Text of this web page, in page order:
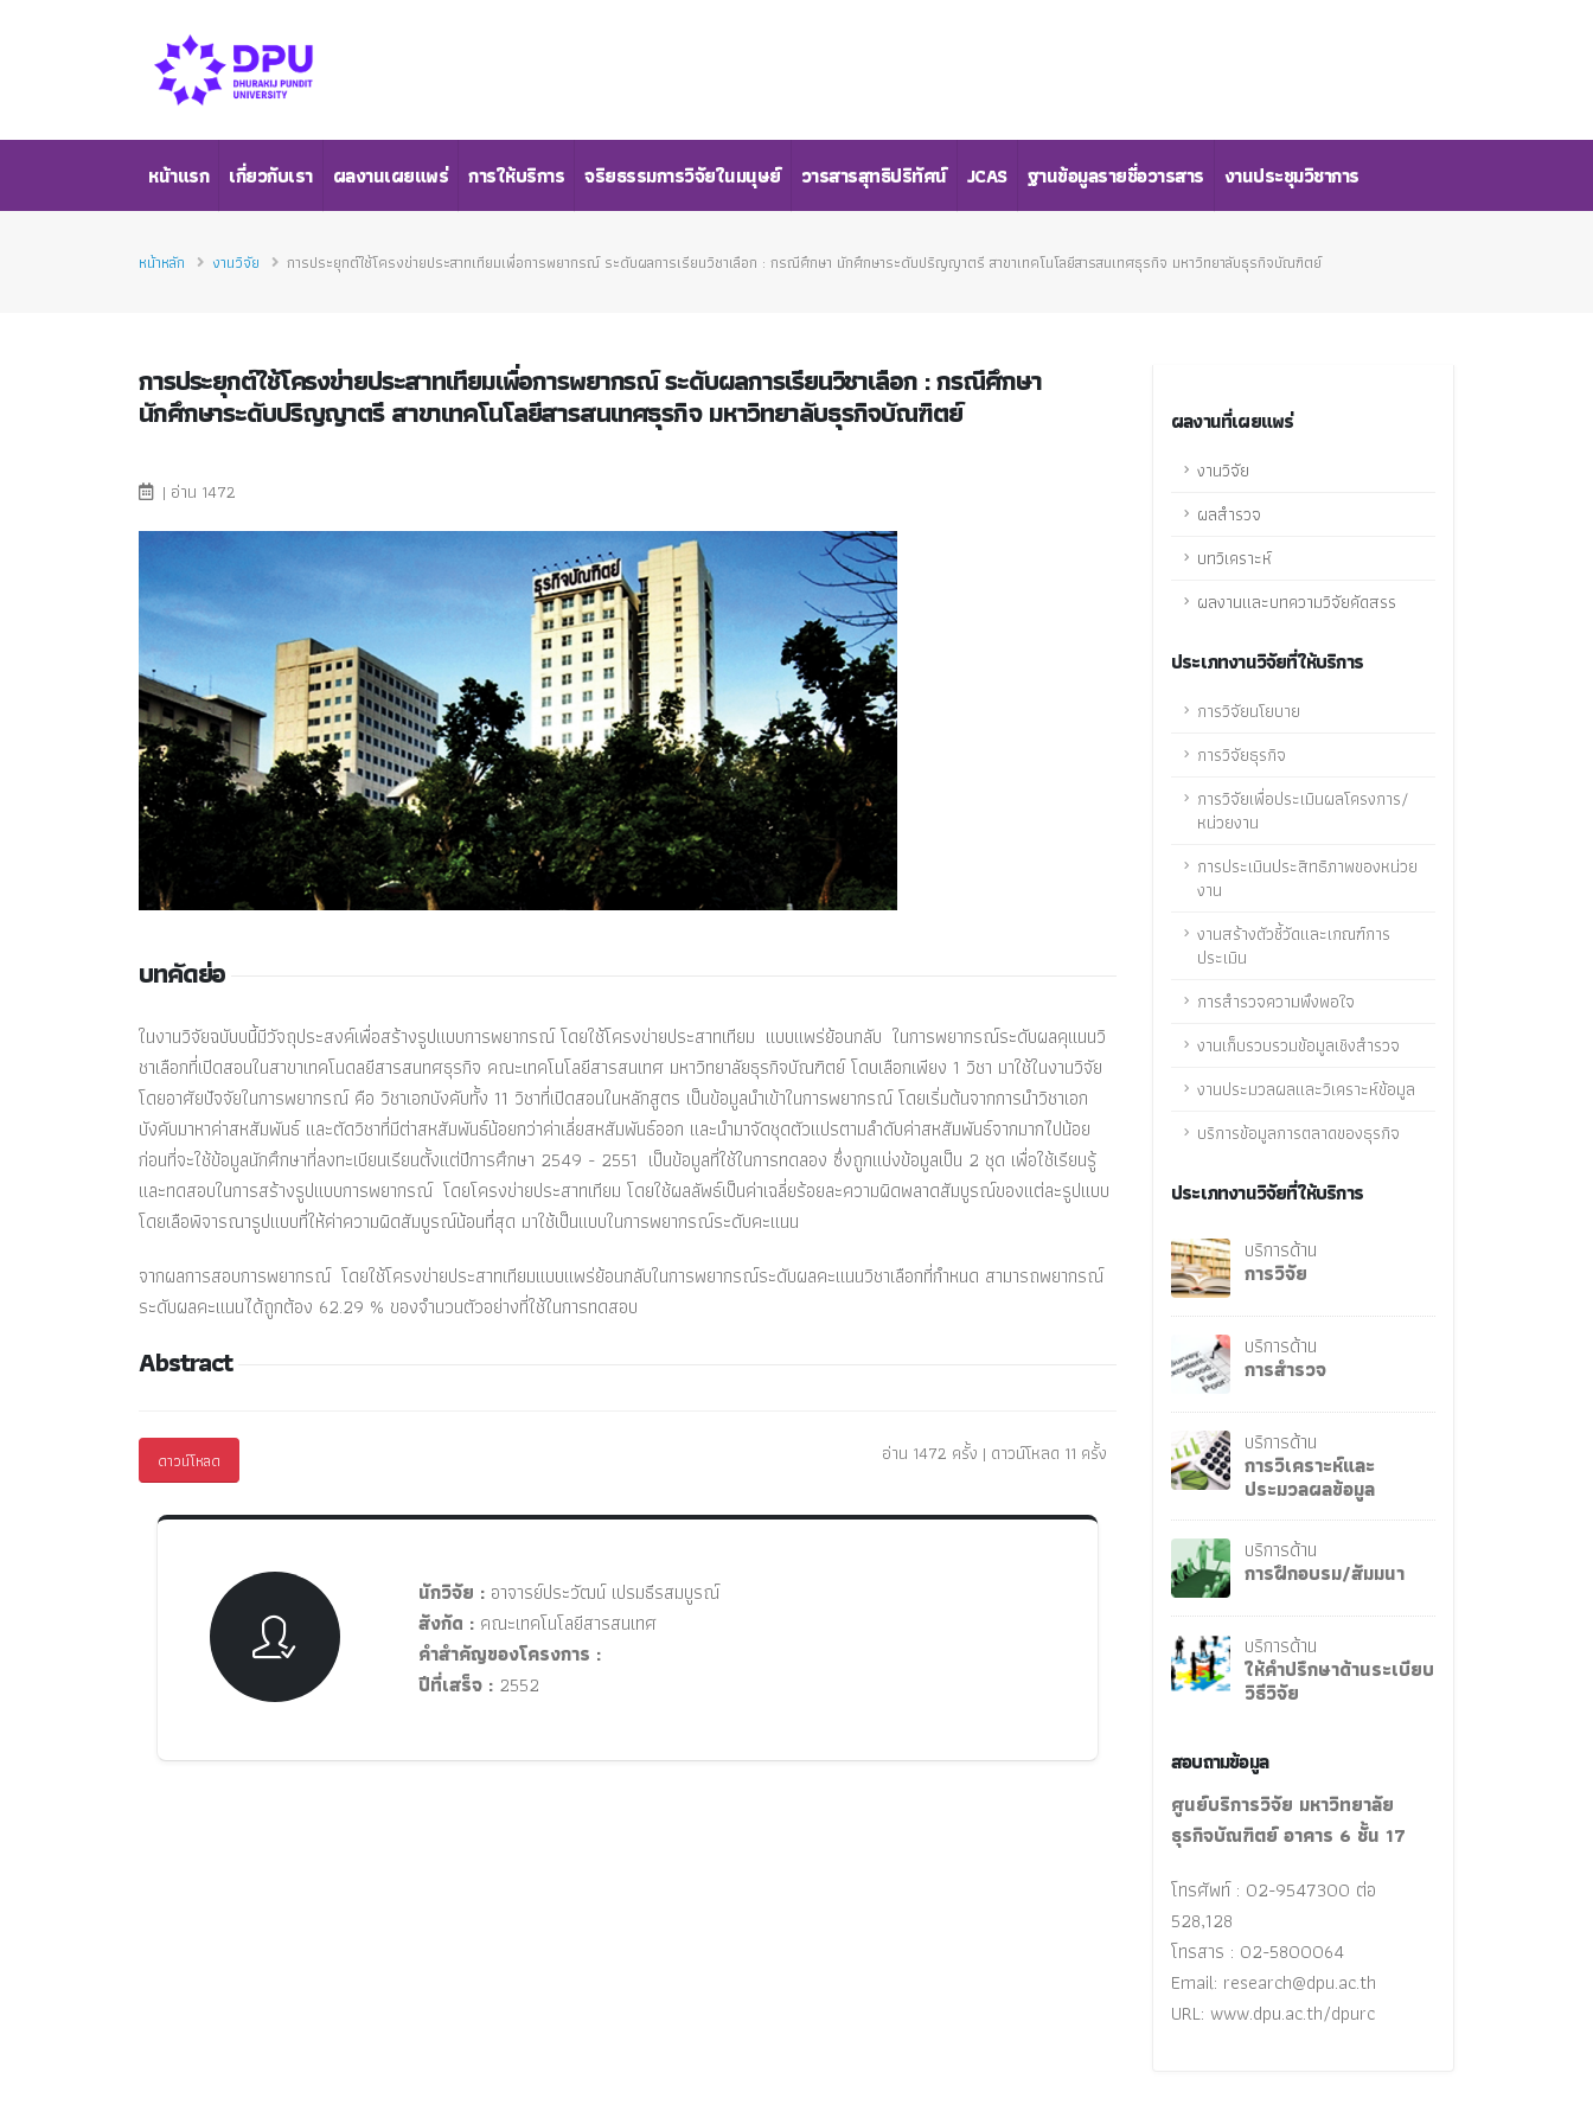
หน้าแรก เกี่ยวกับเรา ผลงานเผยแพร่ การให้บริการ จริยธรรมการวิจัยในมนุษย์ วารสารสุทธิปริทัศน์ JCAS ฐานข้อมูลรายชื่อวารสาร งานประชุมวิชาการ
หน้าหลัก งานวิจัย การประยุกต์ใช้โครงข่ายประสาทเทียมเพื่อการพยากรณ์ ระดับผลการเรียนวิชาเลือก : กรณีศึกษา นักศึกษาระดับปริญญาตรี สาขาเทคโนโลยีสารสนเทศธุรกิจ มหาวิทยาลับธุรกิจบัณฑิตย์
การประยุกต์ใช้โครงข่ายประสาทเทียมเพื่อการพยากรณ์ ระดับผลการเรียนวิชาเลือก : กรณีศึกษา
นักศึกษาระดับปริญญาตรี สาขาเทคโนโลยีสารสนเทศธุรกิจ มหาวิทยาลับธุรกิจบัณฑิตย์
| อ่าน 1472
บทคัดย่อ
ในงานวิจัยฉบับบนี้มีวัจถุประสงค์เพื่อสร้างรูปแบบการพยากรณ์ โดยใช้โครงข่ายประสาทเทียม แบบแพร่ย้อนกลับ ในการพยากรณ์ระดับผลคุแนนวิ
ชาเลือกที่เปิดสอนในสาขาเทคโนดลยีสารสนทศธุรกิจ คณะเทคโนโลยีสารสนเทศ มหาวิทยาลัยธุรกิจบัณฑิตย์ โดบเลือกเพียง 1 วิชา มาใช้ในงานวิจัย
โดยอาศัยปัจจัยในการพยากรณ์ คือ วิชาเอกบังคับทั้ง 11 วิชาที่เปิดสอนในหลักสูตร เป็นข้อมูลนำเข้าในการพยากรณ์ โดยเริ่มต้นจากการนำวิชาเอก
บังคับมาหาค่าสหสัมพันธ์ และตัดวิชาที่มีต่าสหสัมพันธ์น้อยกว่าค่าเลี่ยสหสัมพันธ์ออก และนำมาจัดชุดตัวแปรตามลำดับค่าสหสัมพันธ์จากมากไปน้อย
ก่อนที่จะใช้ข้อมูลนักศึกษาที่ลงทะเบียนเรียนตั้งแต่ปีการศึกษา 2549 - 2551 เป็นข้อมูลที่ใช้ในการทดลอง ซึ่งถูกแบ่งข้อมูลเป็น 2 ชุด เพื่อใช้เรียนรู้
และทดสอบในการสร้างรูปแบบการพยากรณ์ โดยโครงข่ายประสาทเทียม โดยใช้ผลลัพธ์เป็นค่าเฉลี่ยร้อยละความผิดพลาดสัมบูรณ์ของแต่ละรูปแบบ
โดยเลือพิจารณารูปแบบที่ให้ค่าความผิดสัมบูรณ์น้อนที่สุด มาใช้เป็นแบบในการพยากรณ์ระดับคะแนน
จากผลการสอบการพยากรณ์ โดยใช้โครงข่ายประสาทเทียมแบบแพร่ย้อนกลับในการพยากรณ์ระดับผลคะแนนวิชาเลือกที่กำหนด สามารถพยากรณ์
ระดับผลคะแนนได้ถูกต้อง 62.29 % ของจำนวนตัวอย่างที่ใช้ในการทดสอบ
Abstract
ดาวน์โหลด อ่าน 1472 ครั้ง | ดาวน์โหลด 11 ครั้ง
นักวิจัย : อาจารย์ประวัฒน์ เปรมธีรสมบูรณ์
สังกัด : คณะเทคโนโลยีสารสนเทศ
คำสำคัญของโครงการ :
ปีที่เสร็จ : 2552
ผลงานที่เผยแพร่
งานวิจัย
ผลสำรวจ
บทวิเคราะห์
ผลงานและบทความวิจัยคัดสรร
ประเภทงานวิจัยที่ให้บริการ
การวิจัยนโยบาย
การวิจัยธุรกิจ
การวิจัยเพื่อประเมินผลโครงการ/
หน่วยงาน
การประเมินประสิทธิภาพของหน่วย
งาน
งานสร้างตัวชี้วัดและเกณฑ์การ
ประเมิน
การสำรวจความพึงพอใจ
งานเก็บรวบรวมข้อมูลเชิงสำรวจ
งานประมวลผลและวิเคราะห์ข้อมูล
บริการข้อมูลการตลาดของธุรกิจ
ประเภทงานวิจัยที่ให้บริการ
บริการด้าน
การวิจัย
บริการด้าน
การสำรวจ
บริการด้าน
การวิเคราะห์และ
ประมวลผลข้อมูล
บริการด้าน
การฝึกอบรม/สัมมนา
บริการด้าน
ให้คำปรึกษาด้านระเบียบ
วิธีวิจัย
สอบถามข้อมูล
ศูนย์บริการวิจัย มหาวิทยาลัย
ธุรกิจบัณฑิตย์ อาคาร 6 ชั้น 17
โทรศัพท์ : 02-9547300 ต่อ
528,128
โทรสาร : 02-5800064
Email: research@dpu.ac.th
URL: www.dpu.ac.th/dpurc